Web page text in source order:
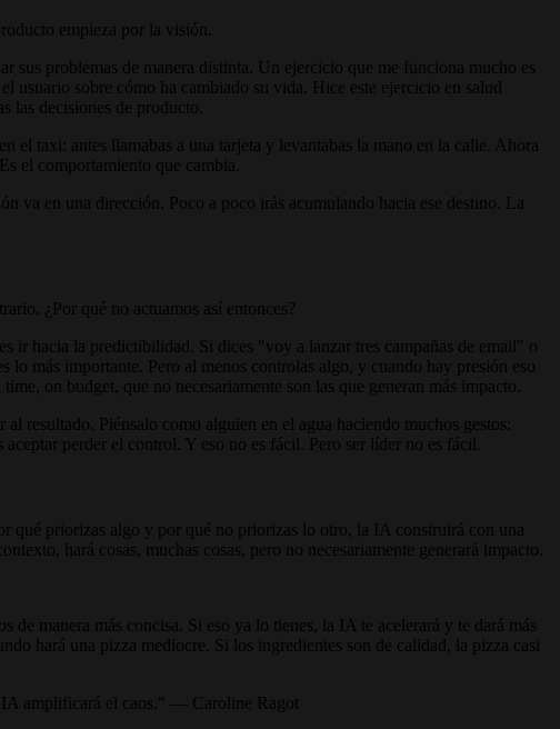
empieza por la visión.
sus problemas de manera distinta. Un ejercicio que me funciona mucho es
usuario sobre cómo ha cambiado su vida. Hice este ejercicio en salud
las decisiones de producto.
el taxi: antes llamabas a una tarjeta y levantabas la mano en la calle. Ahora
el comportamiento que cambia.
va en una dirección. Poco a poco irás acumulando hacia ese destino. La
¿Por qué no actuamos así entonces?
ir hacia la predictibilidad. Si dices "voy a lanzar tres campañas de email" o
más importante. Pero al menos controlas algo, y cuando hay presión eso
on budget, que no necesariamente son las que generan más impacto.
resultado. Piénsalo como alguien en el agua haciendo muchos gestos:
perder el control. Y eso no es fácil. Pero ser líder no es fácil.
qué priorizas algo y por qué no priorizas lo otro, la IA construirá con una
hará cosas, muchas cosas, pero no necesariamente generará impacto.
de manera más concisa. Si eso ya lo tienes, la IA te acelerará y te dará más
hará una pizza mediocre. Si los ingredientes son de calidad, la pizza casi
IA amplificará el caos." — Caroline Ragot